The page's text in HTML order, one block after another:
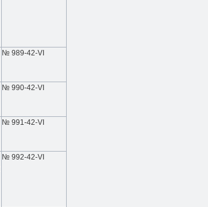
№ 989-42-VI
№ 990-42-VI
№ 991-42-VI
№ 992-42-VI